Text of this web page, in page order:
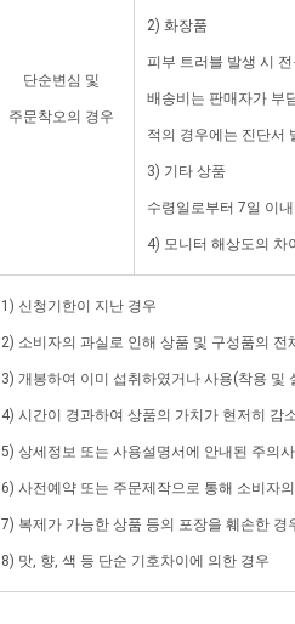
단순변심 및
주문착오의 경우
2) 화장품
피부 트러블 발생 시
배송비는 판매자가 부
적의 경우에는 진단서
3) 기타 상품
수령일로부터 7일 이
4) 모니터 해상도의 차
1) 신청기한이 지난 경우
2) 소비자의 과실로 인해 상품 및 구성품의
3) 개봉하여 이미 섭취하였거나 사용(착용 및
4) 시간이 경과하여 상품의 가치가 현저히 감
5) 상세정보 또는 사용설명서에 안내된 주의
6) 사전예약 또는 주문제작으로 통해 소비자
7) 복제가 가능한 상품 등의 포장을 훼손한 경
8) 맛, 향, 색 등 단순 기호차이에 의한 경우